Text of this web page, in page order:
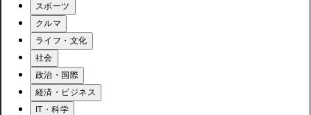
スポーツ
クルマ
ライフ・文化
社会
政治・国際
経済・ビジネス
IT・科学